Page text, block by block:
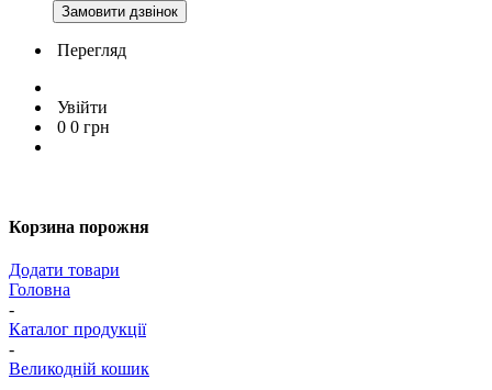
Замовити дзвінок
Перегляд
Увійти
0 0 грн
Корзина порожня
Додати товари
Головна
-
Каталог продукції
-
Великодній кошик